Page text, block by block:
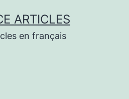
ARTICLES
en français